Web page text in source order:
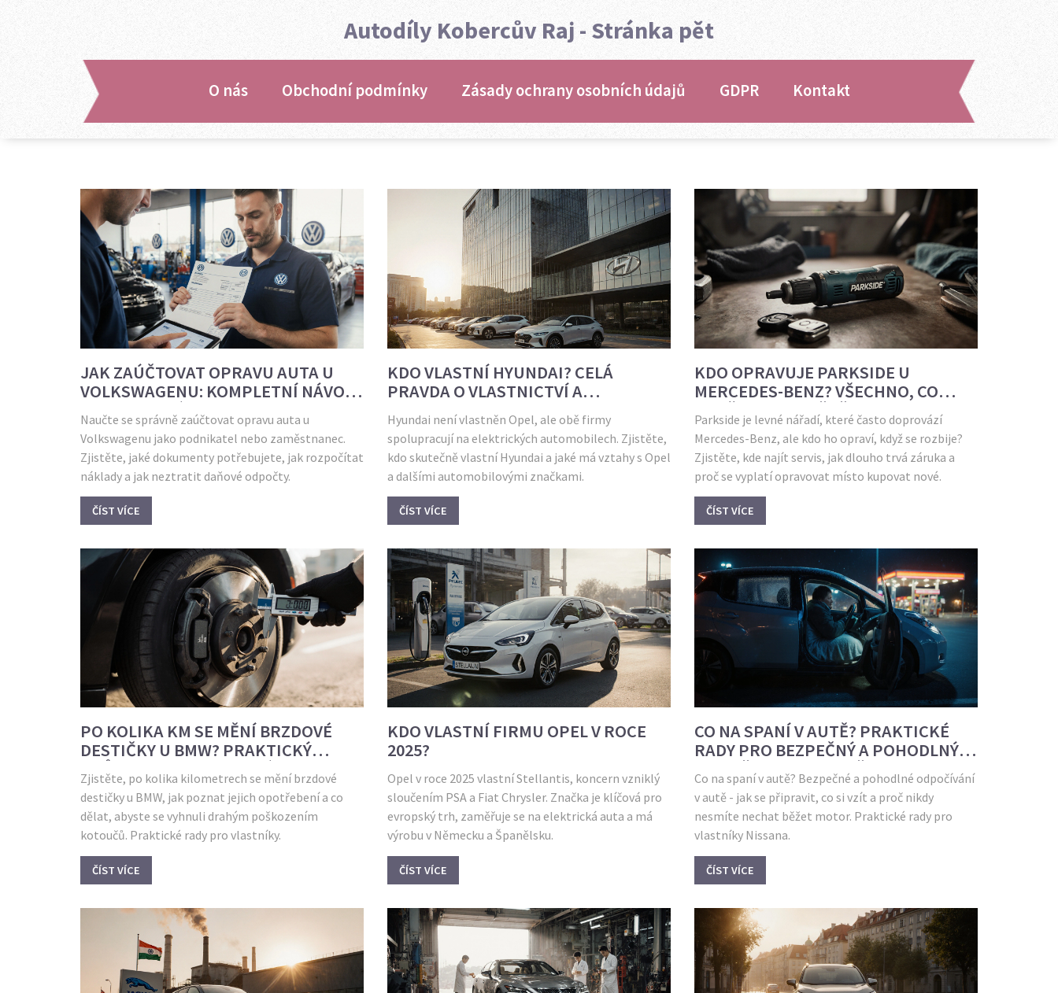
Autodíly Kobercův Raj - Stránka pět
O nás Obchodní podmínky Zásady ochrany osobních údajů GDPR Kontakt
JAK ZAÚČTOVAT OPRAVU AUTA U
VOLKSWAGENU: KOMPLETNÍ NÁVOD
PRO VLASTNÍKY
Naučte se správně zaúčtovat opravu auta u
Volkswagenu jako podnikatel nebo zaměstnanec.
Zjistěte, jaké dokumenty potřebujete, jak rozpočítat
náklady a jak neztratit daňové odpočty.
ČÍST VÍCE
KDO VLASTNÍ HYUNDAI? CELÁ
PRAVDA O VLASTNICTVÍ A
SOUVISLOSTECH S OPEL
Hyundai není vlastněn Opel, ale obě firmy
spolupracují na elektrických automobilech. Zjistěte,
kdo skutečně vlastní Hyundai a jaké má vztahy s Opel
a dalšími automobilovými značkami.
ČÍST VÍCE
KDO OPRAVUJE PARKSIDE U
MERCEDES-BENZ? VŠECHNO, CO
POTŘEBUJETE VĚDĚT
Parkside je levné nářadí, které často doprovází
Mercedes-Benz, ale kdo ho opraví, když se rozbije?
Zjistěte, kde najít servis, jak dlouho trvá záruka a
proč se vyplatí opravovat místo kupovat nové.
ČÍST VÍCE
PO KOLIKA KM SE MĚNÍ BRZDOVÉ
DESTIČKY U BMW? PRAKTICKÝ
PRŮVODCE PRO VLASTNÍKY
Zjistěte, po kolika kilometrech se mění brzdové
destičky u BMW, jak poznat jejich opotřebení a co
dělat, abyste se vyhnuli drahým poškozením
kotoučů. Praktické rady pro vlastníky.
ČÍST VÍCE
KDO VLASTNÍ FIRMU OPEL V ROCE
2025?
Opel v roce 2025 vlastní Stellantis, koncern vzniklý
sloučením PSA a Fiat Chrysler. Značka je klíčová pro
evropský trh, zaměřuje se na elektrická auta a má
výrobu v Německu a Španělsku.
ČÍST VÍCE
CO NA SPANÍ V AUTĚ? PRAKTICKÉ
RADY PRO BEZPEČNÝ A POHODLNÝ
ODPOČINEK NA CESTĚ
Co na spaní v autě? Bezpečné a pohodlné odpočívání
v autě - jak se připravit, co si vzít a proč nikdy
nesmíte nechat běžet motor. Praktické rady pro
vlastníky Nissana.
ČÍST VÍCE